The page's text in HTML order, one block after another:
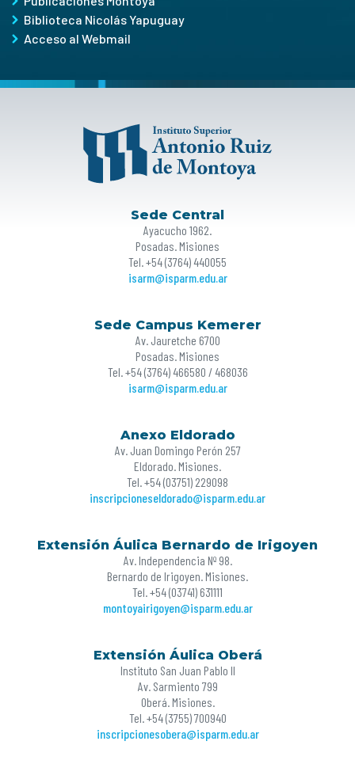
Biblioteca Nicolás Yapuguay
Acceso al Webmail
Sede Central
Ayacucho 1962.
Posadas. Misiones
Tel. +54 (3764) 440055
isarm@isparm.edu.ar
Sede Campus Kemerer
Av. Jauretche 6700
Posadas. Misiones
Tel. +54 (3764) 466580 / 468036
isarm@isparm.edu.ar
Anexo Eldorado
Av. Juan Domingo Perón 257
Eldorado. Misiones.
Tel. +54 (03751) 229098
inscripcioneseldorado@isparm.edu.ar
Extensión Áulica Bernardo de Irigoyen
Av. Independencia Nº 98.
Bernardo de Irigoyen. Misiones.
Tel. +54 (03741) 631111
montoyairigoyen@isparm.edu.ar
Extensión Áulica Oberá
Instituto San Juan Pablo II
Av. Sarmiento 799
Oberá. Misiones.
Tel. +54 (3755) 700940
inscripcionesobera@isparm.edu.ar